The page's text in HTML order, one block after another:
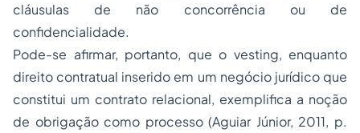
cláusulas de não concorrência ou de
confidencialidade.
Pode-se afirmar, portanto, que o vesting, enquanto
direito contratual inserido em um negócio jurídico que
constitui um contrato relacional, exemplifica a noção
de obrigação como processo (Aguiar Júnior, 2011, p.